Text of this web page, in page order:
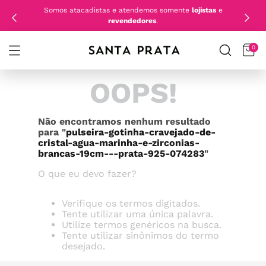
Somos atacadistas e atendemos somente lojistase
revendedores.
0
OOPS!
Não encontramos nenhum resultado
para "pulseira-gotinha-cravejado-de-
cristal-agua-marinha-e-zirconias-
brancas-19cm---prata-925-074283"
O que eu devo fazer?
Verifique os termos digitados.
Tente utilizar uma única palavra.
Utilize termos genéricos na busca.
Tente utilizar sinônimos do termo
desejado.